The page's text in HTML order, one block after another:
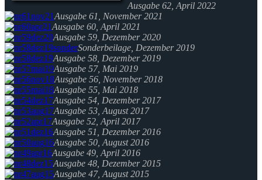
Ausgabe 62, April 2022
Ausgabe 61, November 2021
Ausgabe 60, April 2021
Ausgabe 59, Dezember 2020
Sonderbeilage, Dezember 2019
Ausgabe 58, Dezember 2019
Ausgabe 57, Mai 2019
Ausgabe 56, November 2018
Ausgabe 55, Mai 2018
Ausgabe 54, Dezember 2017
Ausgabe 53, August 2017
Ausgabe 52, April 2017
Ausgabe 51, Dezember 2016
Ausgabe 50, August 2016
Ausgabe 49, April 2016
Ausgabe 48, Dezember 2015
Ausgabe 47, August 2015